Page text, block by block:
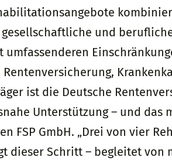
und
ist die Deutsche
Unterstützung – und das
FSP GmbH. „Drei von vier
dieser Schritt – begleitet von